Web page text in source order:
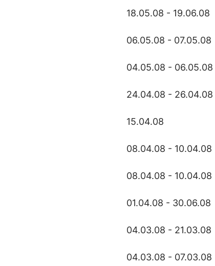
18.05.08 - 19.06.08
06.05.08 - 07.05.08
04.05.08 - 06.05.08
24.04.08 - 26.04.08
15.04.08
08.04.08 - 10.04.08
08.04.08 - 10.04.08
01.04.08 - 30.06.08
04.03.08 - 21.03.08
04.03.08 - 07.03.08